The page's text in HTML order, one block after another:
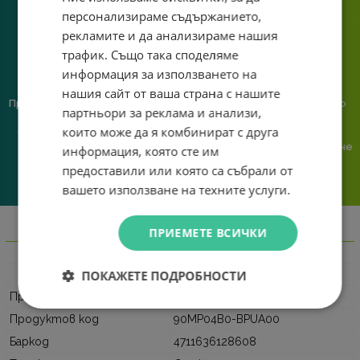
Предлагаме различни методи
на плащане, включително
възможност за плащане с
криптовалута.
Ние сме малък екип и точно
затова поемаме лична
отговорност за всяка
поръчка. Ако има проблем – не
решаваме.
Информация
Характеристика
Детайли
Производител
Продуктов код
90MP04B0-BPUA00
Баркод
4711636128608
персонализираме съдържанието,
рекламите и да анализираме нашия
трафик. Също така споделяме
информация за използването на
нашия сайт от ваша страна с нашите
партньори за реклама и анализи,
които може да я комбинират с друга
информация, която сте им
предоставили или която са събрали от
вашето използване на техните услуги.
ПРИЕМЕТЕ ВСИЧКИ
ПОКАЖЕТЕ ПОДРОБНОСТИ